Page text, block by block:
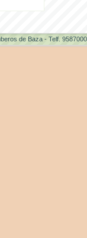
de Baza - Telf.